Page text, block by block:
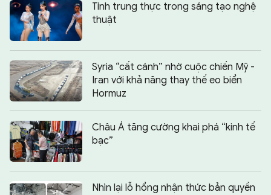
Tính trung thực trong sáng tạo nghệ
thuật
Syria “cất cánh” nhờ cuộc chiến Mỹ -
Iran với khả năng thay thế eo biển
Hormuz
Châu Á tăng cường khai phá “kinh tế
bạc”
Nhìn lại lỗ hổng nhận thức bản quyền